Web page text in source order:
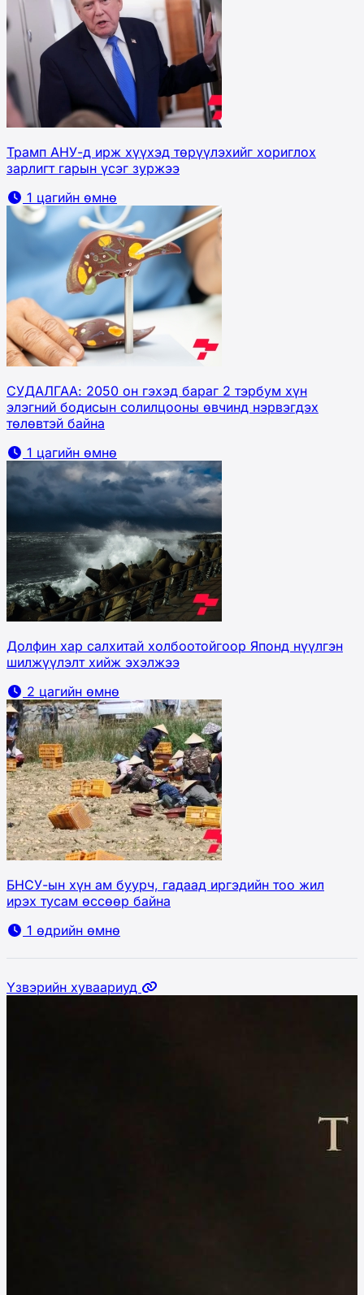
Трамп АНУ-д ирж хүүхэд төрүүлэхийг хориглох
зарлигт гарын үсэг зуржээ
1 цагийн өмнө
СУДАЛГАА: 2050 он гэхэд бараг 2 тэрбум хүн
элэгний бодисын солилцооны өвчинд нэрвэгдэх
төлөвтэй байна
1 цагийн өмнө
Долфин хар салхитай холбоотойгоор Японд нүүлгэн
шилжүүлэлт хийж эхэлжээ
2 цагийн өмнө
БНСУ-ын хүн ам буурч, гадаад иргэдийн тоо жил
ирэх тусам өссөөр байна
1 өдрийн өмнө
Үзвэрийн хуваариуд